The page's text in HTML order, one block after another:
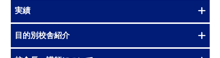
実績
目的別校舎紹介